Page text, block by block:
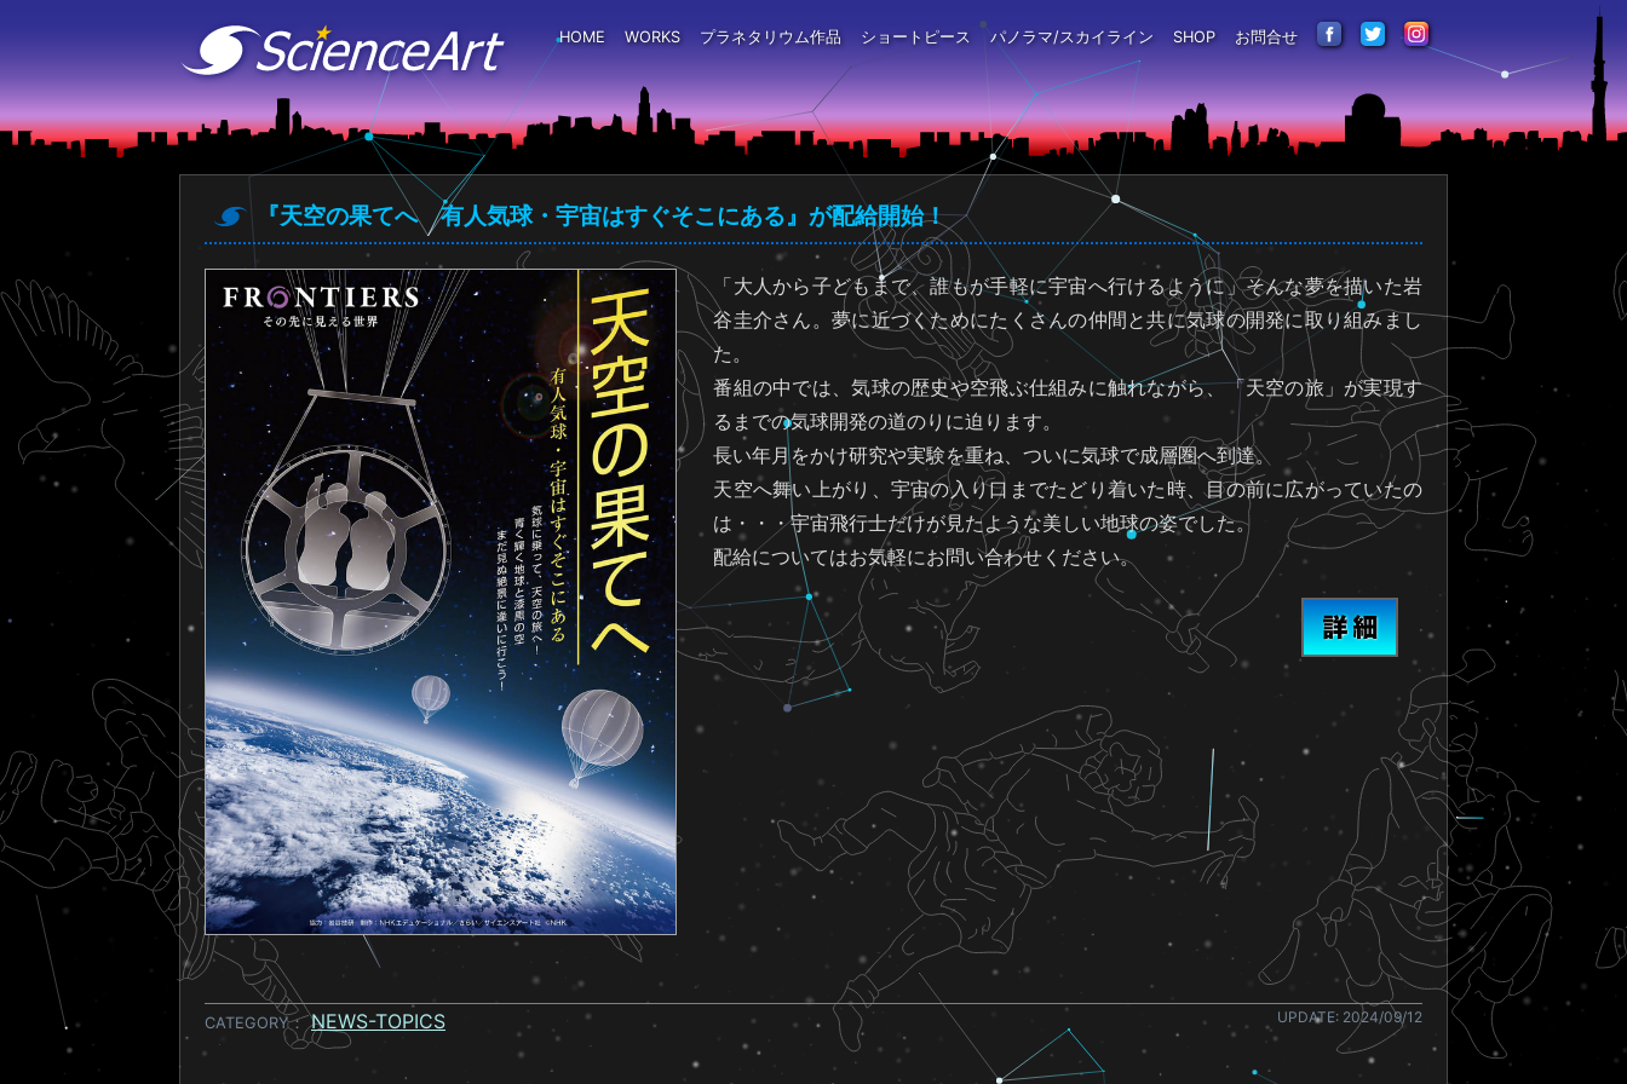
HOME WORKS プラネタリウム作品 ショートピース パノラマ/スカイライン SHOP お問合せ
『天空の果てへ 有人気球・宇宙はすぐそこにある』が配給開始！
「大人から子どもまで、誰もが手軽に宇宙へ行けるように」そんな夢を描いた岩
谷圭介さん。夢に近づくためにたくさんの仲間と共に気球の開発に取り組みまし
た。
番組の中では、気球の歴史や空飛ぶ仕組みに触れながら、「天空の旅」が実現す
るまでの気球開発の道のりに迫ります。
長い年月をかけ研究や実験を重ね、ついに気球で成層圏へ到達。
天空へ舞い上がり、宇宙の入り口までたどり着いた時、目の前に広がっていたの
は・・・宇宙飛行士だけが見たような美しい地球の姿でした。
配給についてはお気軽にお問い合わせください。
CATEGORY NEWS-TOPICS UPDATE: 2024/09/12